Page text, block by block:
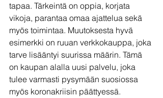
tapaa. Tärkeintä on oppia, korjata
vikoja, parantaa omaa ajattelua sekä
myös toimintaa. Muutoksesta hyvä
esimerkki on ruuan verkkokauppa, joka
tarve lisääntyi suurissa määrin. Tämä
on kaupan alalla uusi palvelu, joka
tulee varmasti pysymään suosiossa
myös koronakriisin päättyessä.